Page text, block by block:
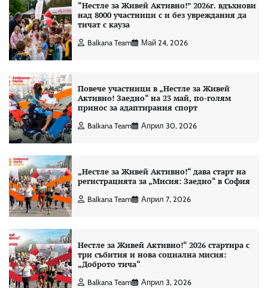
“Нестле за Живей Aктивно!” 2026г. вдъхнови
над 8000 участници с и без увреждания да
тичат с кауза
Balkana Team Май 24, 2026
Повече участници в „Нестле за Живей
Активно! Заедно“ на 23 май, по-голям
принос за адаптирания спорт
Balkana Team Април 30, 2026
„Нестле за Живей Активно!“ дава старт на
регистрацията за „Мисия: Заедно“ в София
Balkana Team Април 7, 2026
Нестле за Живей Активно!“ 2026 стартира с
три събития и нова социална мисия:
„Доброто тича“
Balkana Team Април 3, 2026